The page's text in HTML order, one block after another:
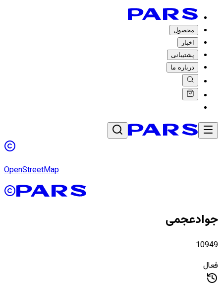
محصول
اخبار
پشتیبانی
درباره ما
OpenStreetMap
جوادعجمی
10949
فعال